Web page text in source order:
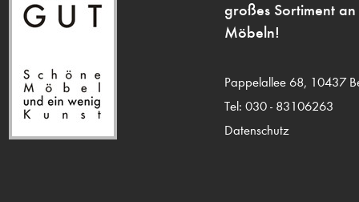
großes Sortiment
Möbeln!
Pappelallee 68, 10437
Tel: 030 - 83106263
Datenschutz